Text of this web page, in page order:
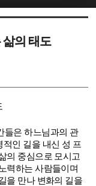
의 태도
들은 하느님과의 관
인 길을 내신 성 프
의 중심으로 모시고
력하는 사람들이며
을 만나 변화의 길을
5
5
5
5